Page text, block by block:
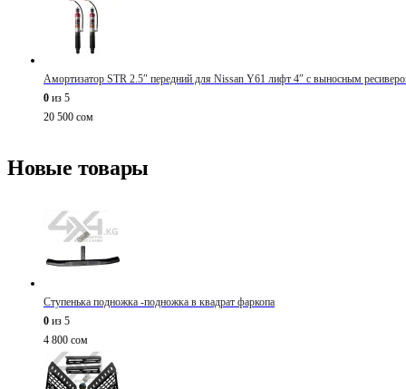
Амортизатор STR 2.5″ передний для Nissan Y61 лифт 4″ с выносным
0 из 5
20 500 сом
Новые товары
Ступенька подножка -подножка в квадрат фаркопа
0 из 5
4 800 сом